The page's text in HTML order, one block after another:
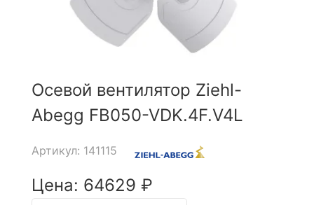
Осевой вентилятор Ziehl-
Abegg FB050-VDK.4F.V4L
Артикул: 141115
Цена: 64629 ₽